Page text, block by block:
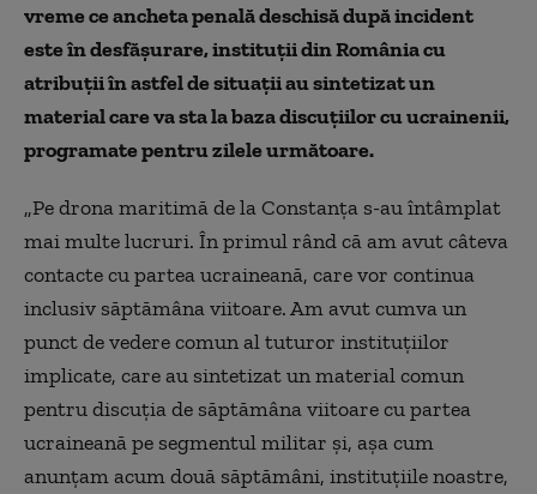
vreme ce ancheta penală deschisă după incident
este în desfăşurare, instituţii din România cu
atribuţii în astfel de situaţii au sintetizat un
material care va sta la baza discuţiilor cu ucrainenii,
programate pentru zilele următoare.
„Pe drona maritimă de la Constanţa s-au întâmplat
mai multe lucruri. În primul rând că am avut câteva
contacte cu partea ucraineană, care vor continua
inclusiv săptămâna viitoare. Am avut cumva un
punct de vedere comun al tuturor instituţiilor
implicate, care au sintetizat un material comun
pentru discuţia de săptămâna viitoare cu partea
ucraineană pe segmentul militar şi, aşa cum
anunţam acum două săptămâni, instituţiile noastre,